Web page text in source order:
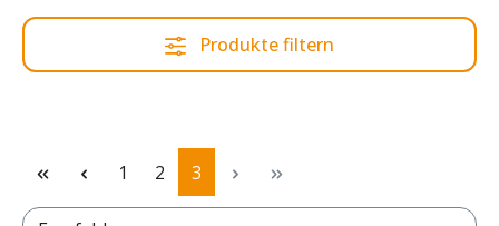
Produkte filtern
Seite
1 Seite
2 Seite
3